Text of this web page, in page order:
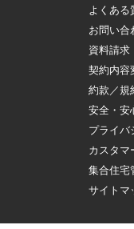
よくある
お問い合
資料請求
契約内容
約款／規
安全・安
プライバ
カスタマ
集合住宅
サイトマ